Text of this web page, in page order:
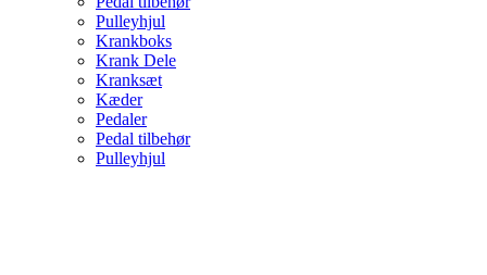
Pulleyhjul
Krankboks
Krank Dele
Kranksæt
Kæder
Pedaler
Pedal tilbehør
Pulleyhjul